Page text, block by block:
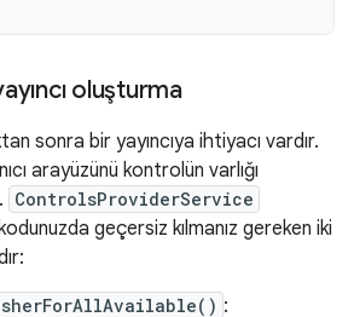
oluşturma
sonra bir yayıncıya ihtiyacı vardır.
arayüzünü kontrolün varlığı
ControlsProviderService
geçersiz kılmanız gereken iki
: